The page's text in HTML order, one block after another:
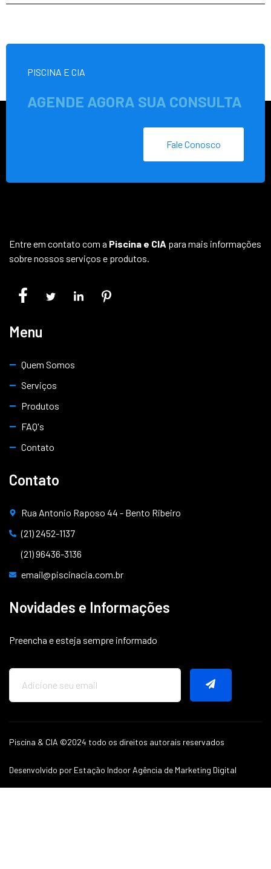
PISCINA E CIA
AGENDE AGORA SUA CONSULTA
Fale Conosco
Entre em contato com a Piscina e CIA para mais informações
sobre nossos serviços e produtos.
Menu
Quem Somos
Serviços
Produtos
FAQ's
Contato
Contato
Rua Antonio Raposo 44 - Bento Ribeiro
(21) 2452-1137
(21) 96436-3136
email@piscinacia.com.br
Novidades e Informações
Preencha e esteja sempre informado
Piscina & CIA ©2024 todo os direitos autorais reservados
Desenvolvido por Estação Indoor Agência de Marketing Digital